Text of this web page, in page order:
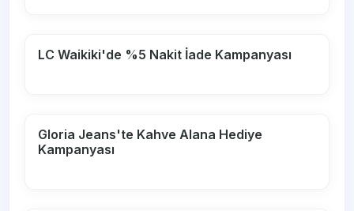
LC Waikiki'de %5 Nakit İade Kampanyası
Gloria Jeans'te Kahve Alana Hediye
Kampanyası